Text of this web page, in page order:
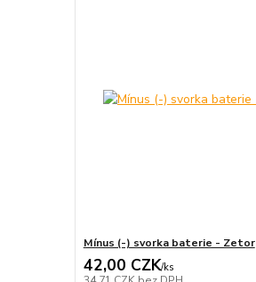
Mínus (-) svorka baterie - Zetor
42,00 CZK/ks